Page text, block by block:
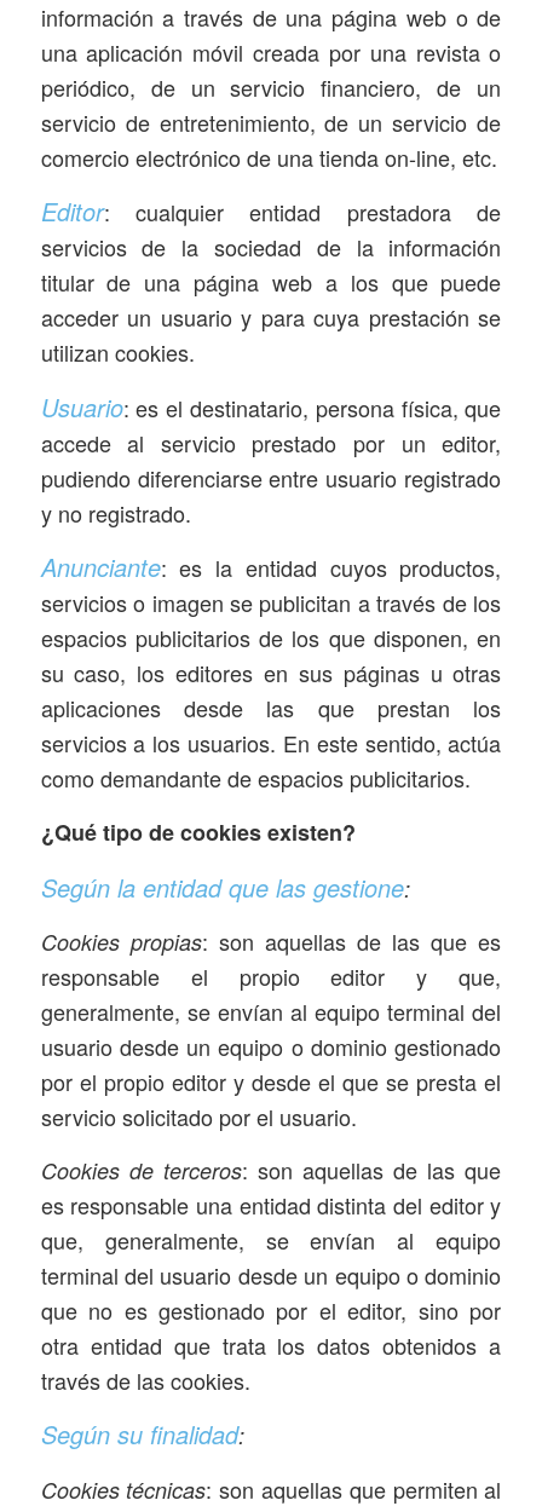
información a través de una página web o de
una aplicación móvil creada por una revista o
periódico, de un servicio financiero, de un
servicio de entretenimiento, de un servicio de
comercio electrónico de una tienda on-line, etc.
Editor: cualquier entidad prestadora de
servicios de la sociedad de la información
titular de una página web a los que puede
acceder un usuario y para cuya prestación se
utilizan cookies.
Usuario: es el destinatario, persona física, que
accede al servicio prestado por un editor,
pudiendo diferenciarse entre usuario registrado
y no registrado.
Anunciante: es la entidad cuyos productos,
servicios o imagen se publicitan a través de los
espacios publicitarios de los que disponen, en
su caso, los editores en sus páginas u otras
aplicaciones desde las que prestan los
servicios a los usuarios. En este sentido, actúa
como demandante de espacios publicitarios.
¿Qué tipo de cookies existen?
Según la entidad que las gestione:
Cookies propias: son aquellas de las que es
responsable el propio editor y que,
generalmente, se envían al equipo terminal del
usuario desde un equipo o dominio gestionado
por el propio editor y desde el que se presta el
servicio solicitado por el usuario.
Cookies de terceros: son aquellas de las que
es responsable una entidad distinta del editor y
que, generalmente, se envían al equipo
terminal del usuario desde un equipo o dominio
que no es gestionado por el editor, sino por
otra entidad que trata los datos obtenidos a
través de las cookies.
Según su finalidad:
Cookies técnicas: son aquellas que permiten al